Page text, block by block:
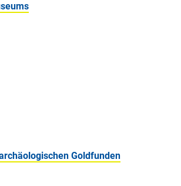
Goldfunden